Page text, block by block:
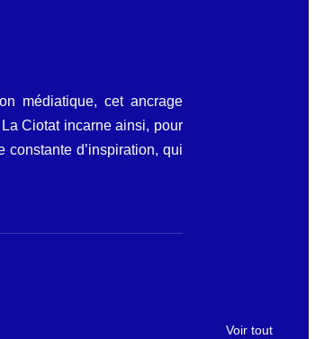
médiatique, cet ancrage
Ciotat incarne ainsi, pour
d’inspiration, qui
Voir tout